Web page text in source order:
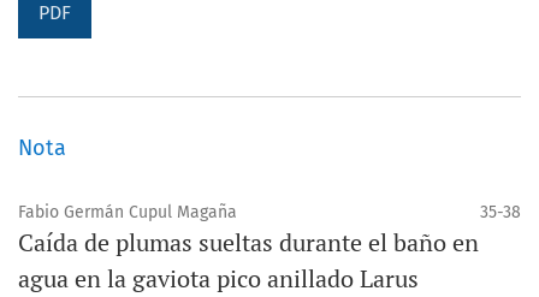
PDF
Nota
Fabio Germán Cupul Magaña 35-38
Caída de plumas sueltas durante el baño en
agua en la gaviota pico anillado Larus